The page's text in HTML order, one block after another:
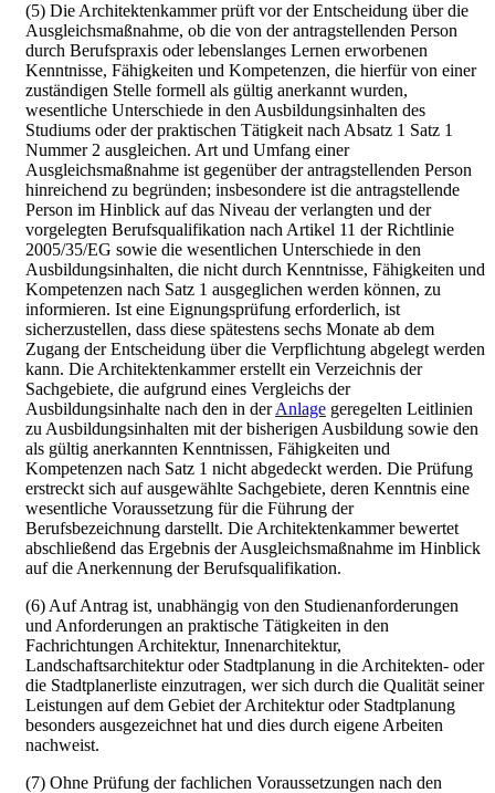
(5) Die Architektenkammer prüft vor der Entscheidung über die
Ausgleichsmaßnahme, ob die von der antragstellenden Person
durch Berufspraxis oder lebenslanges Lernen erworbenen
Kenntnisse, Fähigkeiten und Kompetenzen, die hierfür von einer
zuständigen Stelle formell als gültig anerkannt wurden,
wesentliche Unterschiede in den Ausbildungsinhalten des
Studiums oder der praktischen Tätigkeit nach Absatz 1 Satz 1
Nummer 2 ausgleichen. Art und Umfang einer
Ausgleichsmaßnahme ist gegenüber der antragstellenden Person
hinreichend zu begründen; insbesondere ist die antragstellende
Person im Hinblick auf das Niveau der verlangten und der
vorgelegten Berufsqualifikation nach Artikel 11 der Richtlinie
2005/35/EG sowie die wesentlichen Unterschiede in den
Ausbildungsinhalten, die nicht durch Kenntnisse, Fähigkeiten und
Kompetenzen nach Satz 1 ausgeglichen werden können, zu
informieren. Ist eine Eignungsprüfung erforderlich, ist
sicherzustellen, dass diese spätestens sechs Monate ab dem
Zugang der Entscheidung über die Verpflichtung abgelegt werden
kann. Die Architektenkammer erstellt ein Verzeichnis der
Sachgebiete, die aufgrund eines Vergleichs der
Ausbildungsinhalte nach den in derAnlage geregelten Leitlinien
zu Ausbildungsinhalten mit der bisherigen Ausbildung sowie den
als gültig anerkannten Kenntnissen, Fähigkeiten und
Kompetenzen nach Satz 1 nicht abgedeckt werden. Die Prüfung
erstreckt sich auf ausgewählte Sachgebiete, deren Kenntnis eine
wesentliche Voraussetzung für die Führung der
Berufsbezeichnung darstellt. Die Architektenkammer bewertet
abschließend das Ergebnis der Ausgleichsmaßnahme im Hinblick
auf die Anerkennung der Berufsqualifikation.
(6) Auf Antrag ist, unabhängig von den Studienanforderungen
und Anforderungen an praktische Tätigkeiten in den
Fachrichtungen Architektur, Innenarchitektur,
Landschaftsarchitektur oder Stadtplanung in die Architekten- oder
die Stadtplanerliste einzutragen, wer sich durch die Qualität seiner
Leistungen auf dem Gebiet der Architektur oder Stadtplanung
besonders ausgezeichnet hat und dies durch eigene Arbeiten
nachweist.
(7) Ohne Prüfung der fachlichen Voraussetzungen nach den